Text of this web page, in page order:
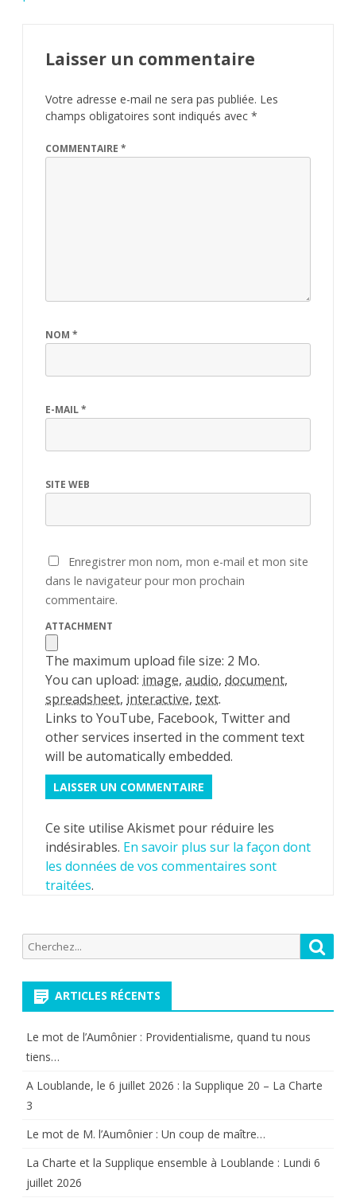
Laisser un commentaire
Votre adresse e-mail ne sera pas publiée. Les
champs obligatoires sont indiqués avec *
COMMENTAIRE *
NOM *
E-MAIL*
SITE WEB
Enregistrer mon nom, mon e-mail et mon site
dans le navigateur pour mon prochain
commentaire.
ATTACHMENT
The maximum upload file size: 2 Mo.
You can upload: image, audio, document,
spreadsheet, interactive, text.
Links to YouTube, Facebook, Twitter and
other services inserted in the comment text
will be automatically embedded.
Ce site utilise Akismet pour réduire les
indésirables. En savoir plus sur la façon dont
les données de vos commentaires sont
traitées.
Recherche
pour:
ARTICLES RÉCENTS
Le mot de l’Aumônier : Providentialisme, quand tu nous
tiens…
A Loublande, le 6 juillet 2026 : la Supplique 20 – La Charte
3
Le mot de M. l’Aumônier : Un coup de maître…
La Charte et la Supplique ensemble à Loublande : Lundi 6
juillet 2026